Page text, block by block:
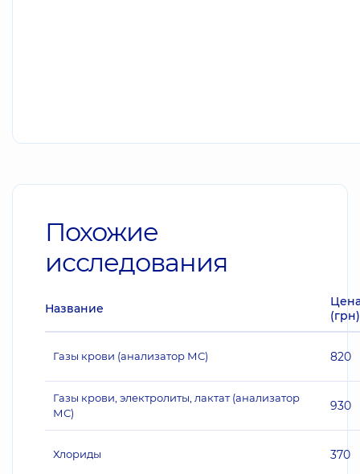
Похожие
исследования
Название
(грн)
Газы крови (анализатор МС) 820
Газы крови, электролиты, лактат (анализатор
МС)
930
Хлориды 370